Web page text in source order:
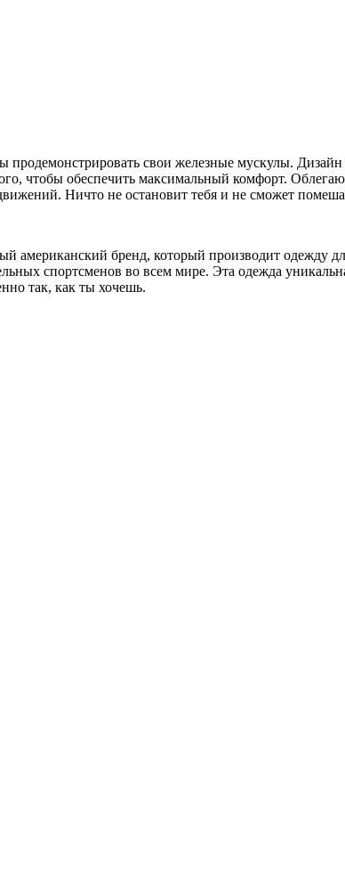
свои железные мускулы. Дизайн
чтобы обеспечить максимальный комфорт.
Ничто не остановит тебя и не сможет
американский бренд, который производит одежду
спортсменов во всем мире. Эта одежда
так, как ты хочешь.